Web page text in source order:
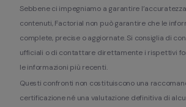
Sebbene ci impegniamo a garantire
contenuti, Factorial non può garantire che le
complete, precise o aggiornate. Si consiglia di
ufficiali o di contattare direttamente i rispettivi
le informazioni più recenti.
Questi confronti non costituiscono una
certificazione né una valutazione definitiva di